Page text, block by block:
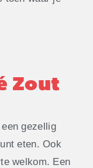
Zout
een gezellig
eten. Ook
welkom. Een